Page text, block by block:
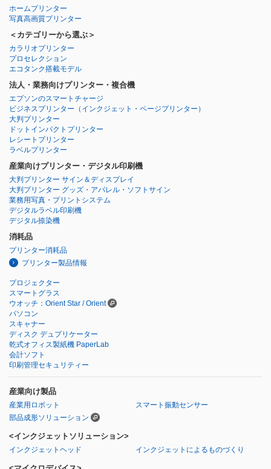
ホームプリンター
写真高画質プリンター
＜カテゴリーから選ぶ＞
カラリオプリンター
プロセレクション
エコタンク搭載モデル
法人・業務向けプリンター・複合機
エプソンのスマートチャージ
ビジネスプリンター （インクジェット・ページプリンター）
大判プリンター
ドットインパクトプリンター
レシートプリンター
ラベルプリンター
産業向けプリンター・デジタル印刷機
大判プリンター サイン＆ディスプレイ
大判プリンター グッズ・アパレル・ソフトサイン
業務用写真・プリントシステム
デジタルラベル印刷機
デジタル捺染機
消耗品
プリンター消耗品
プリンター製品情報
プロジェクター
スマートグラス
ウオッチ：Orient Star / Orient
パソコン
スキャナー
ディスク デュプリケーター
乾式オフィス製紙機 PaperLab
会計ソフト
印刷管理セキュリティー
産業向け製品
産業用ロボット
スマート振動センサー
部品成形ソリューション
<インクジェットソリューション>
インクジェットヘッド インクジェットによるものづくり